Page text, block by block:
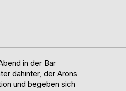
in der Bar
dahinter, der Arons
und begeben sich